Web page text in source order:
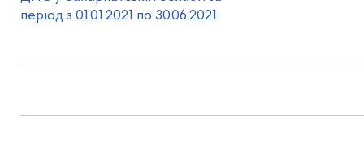
період з 01.01.2021 по 30.06.2021